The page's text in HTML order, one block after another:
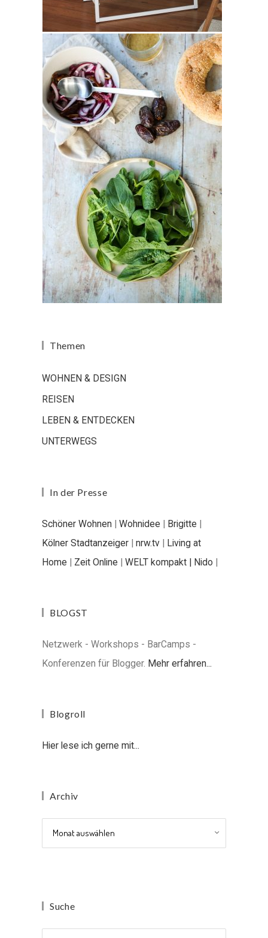
Themen
WOHNEN & DESIGN
REISEN
LEBEN & ENTDECKEN
UNTERWEGS
In der Presse
Schöner Wohnen | Wohnidee | Brigitte |
Kölner Stadtanzeiger | nrw.tv | Living at
Home | Zeit Online | WELT kompakt | Nido |
BLOGST
Netzwerk - Workshops - BarCamps -
Konferenzen für Blogger. Mehr erfahren...
Blogroll
Hier lese ich gerne mit...
Archiv
Suche